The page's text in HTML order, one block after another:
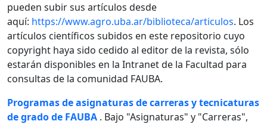
pueden subir sus artículos desde
aquí: https://www.agro.uba.ar/biblioteca/articulos. Los
artículos científicos subidos en este repositorio cuyo
copyright haya sido cedido al editor de la revista, sólo
estarán disponibles en la Intranet de la Facultad para
consultas de la comunidad FAUBA.
Programas de asignaturas de carreras y tecnicaturas
de grado de FAUBA . Bajo "Asignaturas" y "Carreras",